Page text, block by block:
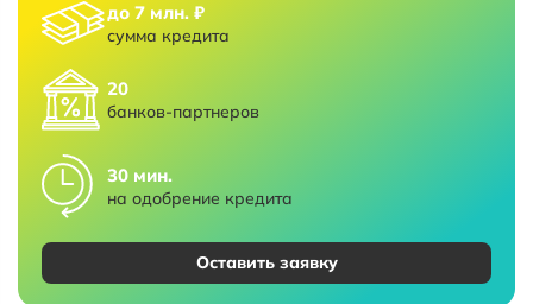
до 7 млн. ₽
сумма кредита
20
банков-партнеров
30 мин.
на одобрение кредита
Оставить заявку